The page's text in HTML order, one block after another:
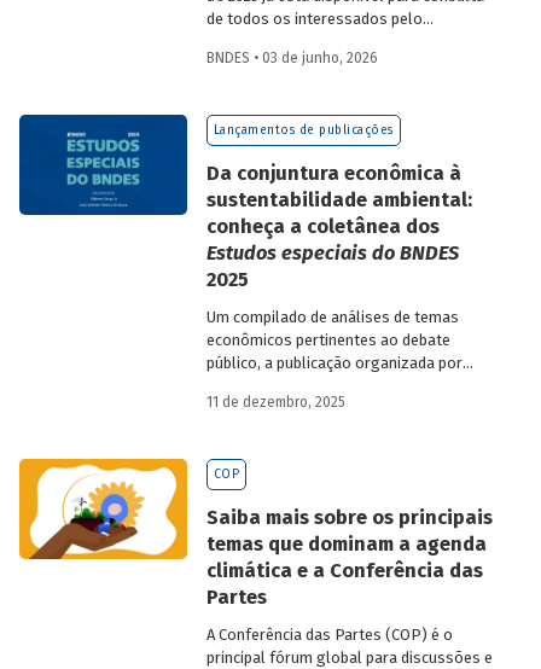
de todos os interessados pelo
sua prestação de contas. O documento
principais resultados, os impactos de sua
atuação no ano, e mostra como o BNDES
consistente e sólida, mesmo diante de
cenários desafiadores.
BNDES • 03 de junho, 2026
Lançamentos de publicações
Da conjuntura econômica à
sustentabilidade ambiental:
conheça a coletânea dos
Estudos especiais do BNDES
2025
Um compilado de análises de temas
econômicos pertinentes ao debate
público, a publicação organizada por
Souza, economistas do BNDES, reúne 25
BNDES
11 de dezembro, 2025
COP
Saiba mais sobre os principais
temas que dominam a agenda
climática e a Conferência das
Partes
A Conferência das Partes (COP) é o
principal fórum global para discussões e